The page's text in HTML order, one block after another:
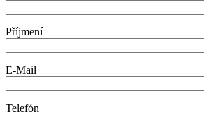
Příjmení
E-Mail
Telefón